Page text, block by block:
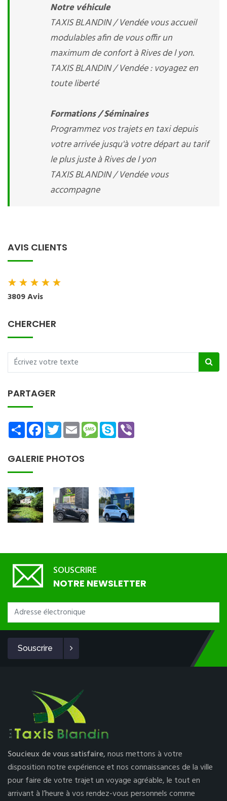
Notre véhicule
TAXIS BLANDIN / Vendée vous accueil
modulables afin de vous offir un
maximum de confort à Rives de l yon.
TAXIS BLANDIN / Vendée : voyagez en
toute liberté
Formations / Séminaires
Programmez vos trajets en taxi depuis
votre arrivée jusqu'à votre départ au tarif
le plus juste à Rives de l yon
TAXIS BLANDIN / Vendée vous
accompagne
AVIS CLIENTS
★★★★★
3809 Avis
CHERCHER
PARTAGER
ShareFacebookTwitterEmailMessage
Skype
GALERIE PHOTOS
SOUSCRIRE
NOTRE NEWSLETTER
Souscrire
Soucieux de vous satisfaire,nous mettons à votre
disposition notre expérience et nos connaissances de la ville
pour faire de votre trajet un voyage agréable, le tout en
arrivant à l’heure à vos rendez-vous personnels comme